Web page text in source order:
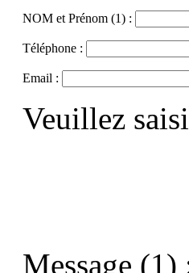
NOM et Prénom (1) :
Téléphone :
Email :
Veuillez
Message (1)